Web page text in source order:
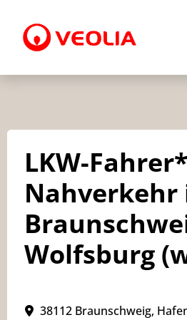
Initiativbewerbung
Karriere
LKW-
Nahverkehr
Wolfsburg
38112 Braunschweig,